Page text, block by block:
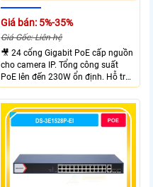
Giá bán: 5%-35%
Giá Gốc: Liên hệ
🎥 24 cổng Gigabit PoE cấp nguồn
cho camera IP. Tổng công suất
PoE lên đến 230W ổn định. Hỗ trợ
truyền PoE xa đến 300 mét. Băng
thông chuyển mạch đạt 68 Gbps
mạnh mẽ.